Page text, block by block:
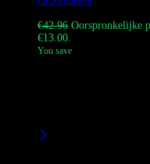
€42.96 Oorspronkelijke
€13.00.
You save